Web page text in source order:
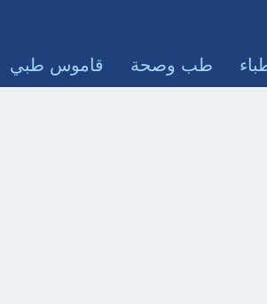
طب وصحة قاموس طبي